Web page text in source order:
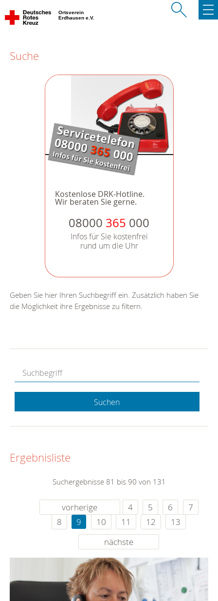
Ortsverein
Erdhausen e.V.
Suche
Kostenlose DRK-Hotline.
Wir beraten Sie gerne.
08000 365 000
Infos für Sie kostenfrei
rund um die Uhr
Geben Sie hier Ihren Suchbegriff ein. Zusätzlich haben Sie
die Möglichkeit ihre Ergebnisse zu filtern.
Suchen
Ergebnisliste
Suchergebnisse 81 bis 90 von 131
vorherige 4 5 6
7
8
9 10 11 12
13
nächste